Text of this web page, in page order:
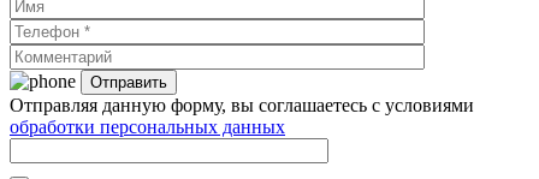
Отправляя данную форму, вы соглашаетесь с условиями
обработки персональных данных